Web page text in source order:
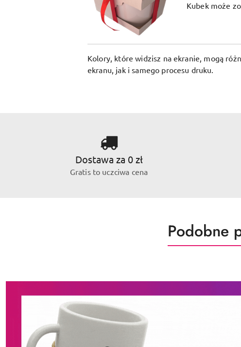
Kubek może
Kolory, które widzisz na ekranie, mogą
ekranu, jak i samego procesu druku.
Dostawa za 0 zł
Gratis to uczciwa cena
Produkty
o
Podobne